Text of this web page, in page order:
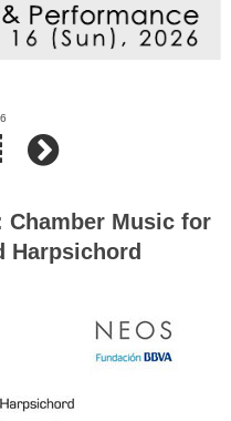
Chamber Music for
Harpsichord